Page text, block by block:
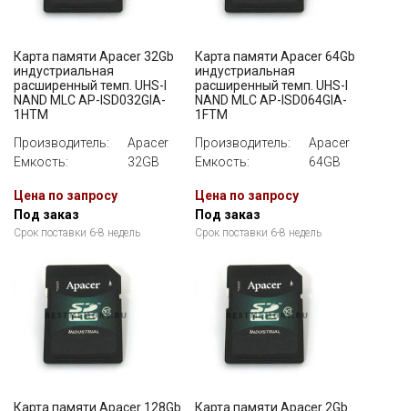
Карта памяти Apacer 32Gb
индустриальная
расширенный темп. UHS-I
NAND MLC AP-ISD032GIA-
1HTM
Производитель:
Apacer
Емкость:
32GB
Цена по запросу
Под заказ
Срок поставки 6-8 недель
Карта памяти Apacer 64Gb
индустриальная
расширенный темп. UHS-I
NAND MLC AP-ISD064GIA-
1FTM
Производитель:
Apacer
Емкость:
64GB
Цена по запросу
Под заказ
Срок поставки 6-8 недель
Карта памяти Apacer 128Gb
Карта памяти Apacer 2Gb